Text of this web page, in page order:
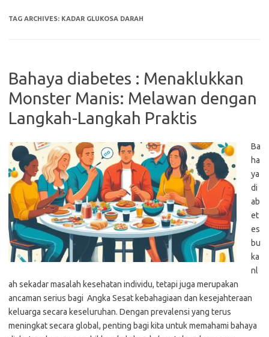
TAG ARCHIVES: KADAR GLUKOSA DARAH
Bahaya diabetes : Menaklukkan
Monster Manis: Melawan dengan
Langkah-Langkah Praktis
Ba
ha
ya
di
ab
et
es
bu
ka
nl
ah sekadar masalah kesehatan individu, tetapi juga merupakan
ancaman serius bagi Angka Sesat kebahagiaan dan kesejahteraan
keluarga secara keseluruhan. Dengan prevalensi yang terus
meningkat secara global, penting bagi kita untuk memahami bahaya